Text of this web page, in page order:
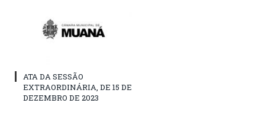
ATA DA SESSÃO
EXTRAORDINÁRIA, DE 15 DE
DEZEMBRO DE 2023